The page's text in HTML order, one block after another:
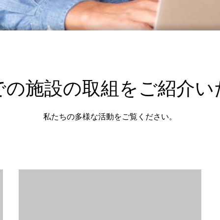
施設の取組をご紹介
私たちの多様な活動をご覧ください。